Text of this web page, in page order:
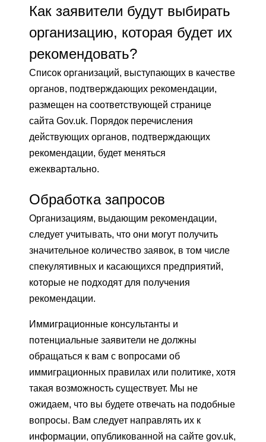
Как заявители будут выбирать
организацию, которая будет их
рекомендовать?
Список организаций, выступающих в качестве
органов, подтверждающих рекомендации,
размещен на соответствующей странице
сайта Gov.uk. Порядок перечисления
действующих органов, подтверждающих
рекомендации, будет меняться
ежеквартально.
Обработка запросов
Организациям, выдающим рекомендации,
следует учитывать, что они могут получить
значительное количество заявок, в том числе
спекулятивных и касающихся предприятий,
которые не подходят для получения
рекомендации.
Иммиграционные консультанты и
потенциальные заявители не должны
обращаться к вам с вопросами об
иммиграционных правилах или политике, хотя
такая возможность существует. Мы не
ожидаем, что вы будете отвечать на подобные
вопросы. Вам следует направлять их к
информации, опубликованной на сайте gov.uk,